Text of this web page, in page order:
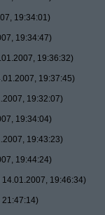
19:34:01)
19:34:47)
19:36:32)
19:37:45)
19:32:07)
19:34:04)
19:43:23)
19:44:24)
14.01.2007, 19:46:34)